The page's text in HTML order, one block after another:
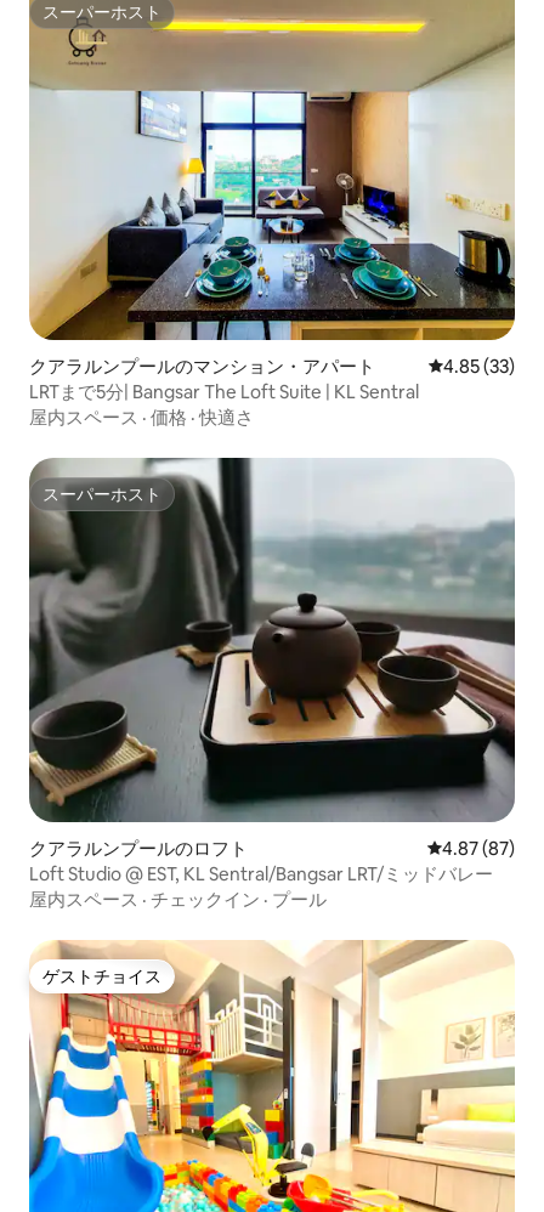
スーパーホスト
スーパーホスト
クアラルンプールのマンション・アパート レビュー33
4.85 (33)
LRTまで5分| Bangsar The Loft Suite | KL Sentral
屋内スペース · 価格 ·快適さ
スーパーホスト
スーパーホスト
クアラルンプールのロフト レビュー87
4.87 (87)
Loft Studio @ EST, KL Sentral/Bangsar LRT/ミッドバレー
屋内スペース · チェックイン · プール
ゲストチョイス
ゲストチョイス